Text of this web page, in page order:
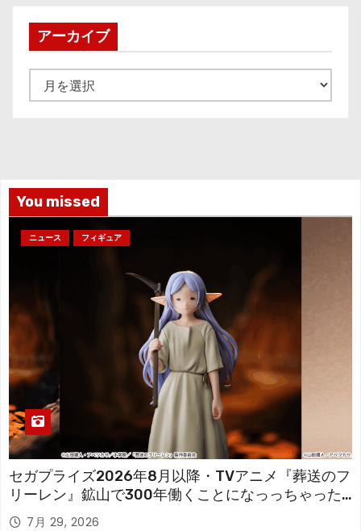
アーカイブ
ー
You missed
ニュース フィギュア
セガプライズ2026年8月以降・TVアニメ『葬送のフ
リーレン』鉱山で300年働くことになっっちゃった
「フリーレン」を立体化！
7月 29, 2026